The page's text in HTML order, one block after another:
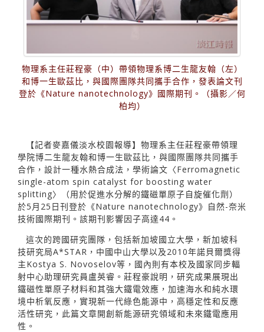
物理系主任莊程豪（中）帶領物理系博二生龍友翰（左）
和博一生歐茲比，與國際團隊共同攜手合作，發表論文刊
登於《Nature nanotechnology》國際期刊。（攝影／何
柏均）
【記者麥嘉儀淡水校園報導】物理系主任莊程豪帶領理
學院博二生龍友翰和博一生歐茲比，與國際團隊共同攜手
合作，設計一種水熱合成法，學術論文〈Ferromagnetic
single-atom spin catalyst for boosting water
splitting〉（用於促進水分解的鐵磁單原子自旋催化劑）
於5月25日刊登於《Nature nanotechnology》自然-奈米
技術國際期刊。該期刊影響因子高達44。
這次的跨國研究團隊，包括新加坡國立大學，新加坡科
技研究局A*STAR，中國中山大學以及2010年諾貝爾獎得
主Kostya S. Novoselov等，國內則有本校及國家同步輻
射中心助理研究員盧英睿。莊程豪說明，研究成果展現出
鐵磁性單原子材料和其強大鐵電效應，加速海水和純水環
境中析氧反應，實現新一代綠色能源中，高穩定性和反應
活性研究，此篇文章開創新能源研究領域和未來鐵電應用
性。